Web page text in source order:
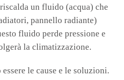
un fluido (acqua) che
pannello radiante)
fluido perde pressione e
la climatizzazione.
le cause e le soluzioni.